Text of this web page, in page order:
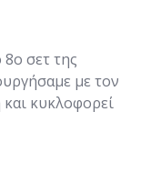
σετ της
με τον
κυκλοφορεί